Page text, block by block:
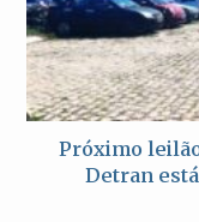
Próximo
Detran